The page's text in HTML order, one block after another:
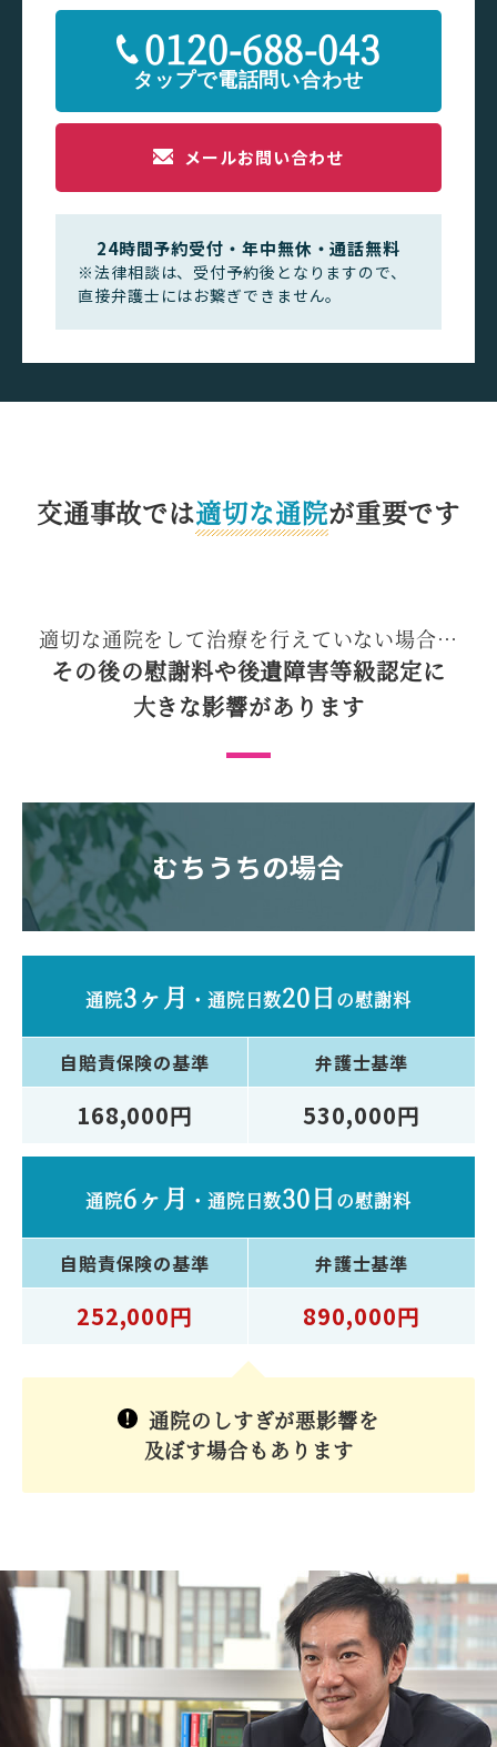
0120-688-043
メールお問い合わせ
24時間予約受付・年中無休・通話無料
※法律相談は、受付予約後となりますので、
直接弁護士にはお繋ぎできません。
交通事故では適切な通院が重要です
適切な通院をして治療を行えていない場合…
その後の慰謝料や後遺障害等級認定に
大きな影響があります
むちうちの場合
通院3ヶ月 ・ 通院日数20日の慰謝料
自賠責保険の基準 弁護士基準
168,000円 530,000円
通院6ヶ月 ・ 通院日数30日の慰謝料
自賠責保険の基準 弁護士基準
252,000円 890,000円
通院のしすぎが悪影響を
及ぼす場合もあります